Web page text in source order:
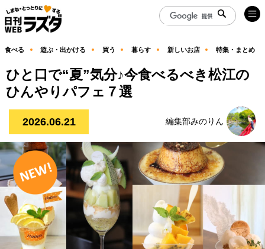
食べる 遊ぶ・出かける 買う 暮らす 新しいお店 特集・まとめ
ひと口で“夏”気分♪今食べるべき松江の
ひんやりパフェ７選
2026.06.21 編集部みのりん